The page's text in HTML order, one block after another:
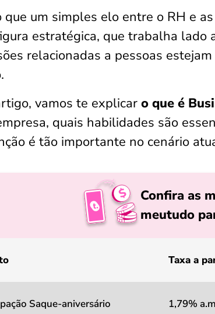
que um simples elo entre o RH e
estratégica, que trabalha
relacionadas a pessoas
vamos te explicar o que é
quais habilidades são
é tão importante no cenário
Confira as
meutudo
Taxa a
Saque-aniversário 1,79% a.m